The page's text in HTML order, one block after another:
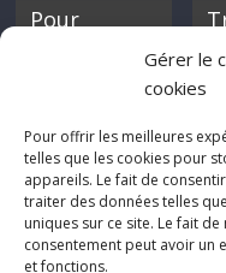
Gérer le
cookies
Pour offrir les meilleures
telles que les cookies pour
appareils. Le fait de
traiter des données telles
uniques sur ce site. Le fait
consentement peut avoir un
et fonctions.
Pour
discothèque
Si
pas
tes